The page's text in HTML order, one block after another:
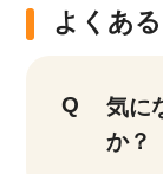
よくあ
気に
か？
17,050 件